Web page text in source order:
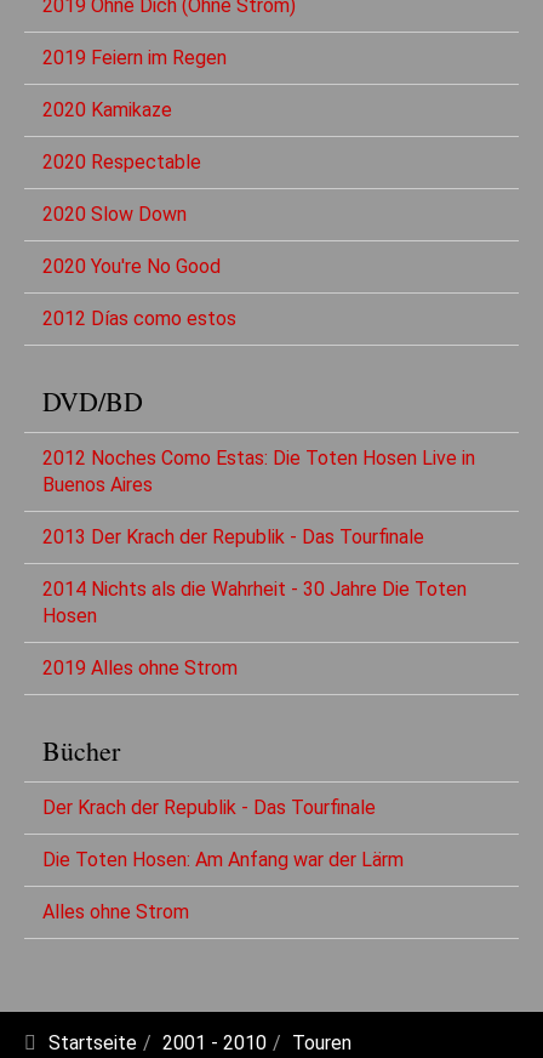
2019 Ohne Dich (Ohne Strom)
2019 Feiern im Regen
2020 Kamikaze
2020 Respectable
2020 Slow Down
2020 You're No Good
2012 Días como estos
DVD/BD
2012 Noches Como Estas: Die Toten Hosen Live in
Buenos Aires
2013 Der Krach der Republik - Das Tourfinale
2014 Nichts als die Wahrheit - 30 Jahre Die Toten
Hosen
2019 Alles ohne Strom
Bücher
Der Krach der Republik - Das Tourfinale
Die Toten Hosen: Am Anfang war der Lärm
Alles ohne Strom
Startseite 2001 - 2010 Touren